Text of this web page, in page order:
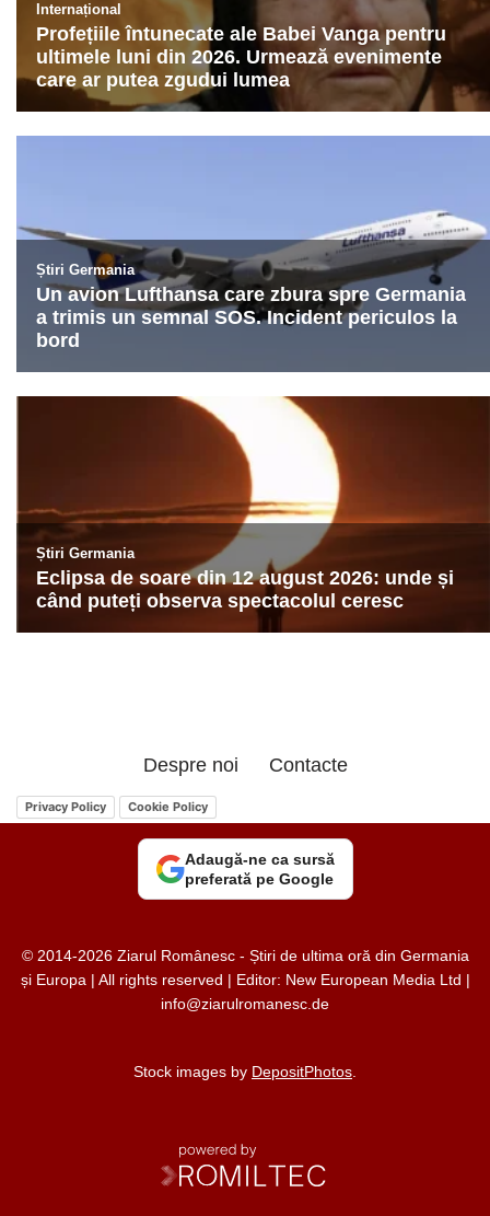
Despre noi Contacte
Privacy Policy Cookie Policy
Adaugă-ne ca sursă
preferată pe Google
© 2014-2026 Ziarul Românesc - Știri de ultima oră din Germania
și Europa | All rights reserved | Editor: New European Media Ltd |
info@ziarulromanesc.de
Stock images by DepositPhotos